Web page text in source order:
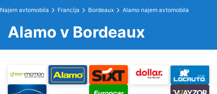
Najem avtomobila Francija Bordeaux Alamo najem avtomobila
Alamo v Bordeaux